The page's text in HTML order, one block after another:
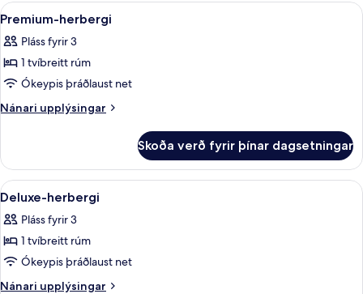
Skoða
allar
myndir
fyrir
Premium-
herbergi
Premium-herbergi | Skrifborð,
7
Premium-herbergi
Pláss fyrir 3
1 tvíbreitt rúm
Ókeypis þráðlaust net
Nánari upplýsingar
Nánari
herbergi
Skoða verð fyrir þínar dagsetningar
Skoða
allar
myndir
fyrir
Deluxe-
herbergi
Deluxe-herbergi | Skrifborð,
8
Deluxe-herbergi
Pláss fyrir 3
1 tvíbreitt rúm
Ókeypis þráðlaust net
Nánari upplýsingar
Nánari